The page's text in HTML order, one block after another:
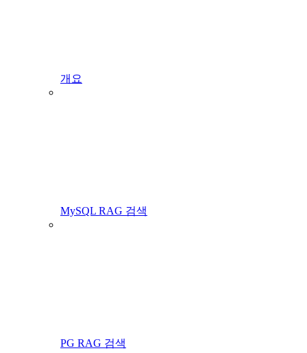
개요
MySQL RAG 검색
PG RAG 검색